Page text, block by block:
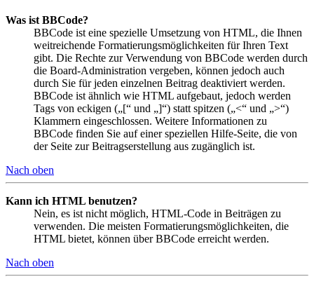
Was ist BBCode?
BBCode ist eine spezielle Umsetzung von HTML, die Ihnen
weitreichende Formatierungsmöglichkeiten für Ihren Text
gibt. Die Rechte zur Verwendung von BBCode werden durch
die Board-Administration vergeben, können jedoch auch
durch Sie für jeden einzelnen Beitrag deaktiviert werden.
BBCode ist ähnlich wie HTML aufgebaut, jedoch werden
Tags von eckigen („[“ und „]“) statt spitzen („<“ und „>“)
Klammern eingeschlossen. Weitere Informationen zu
BBCode finden Sie auf einer speziellen Hilfe-Seite, die von
der Seite zur Beitragserstellung aus zugänglich ist.
Nach oben
Kann ich HTML benutzen?
Nein, es ist nicht möglich, HTML-Code in Beiträgen zu
verwenden. Die meisten Formatierungsmöglichkeiten, die
HTML bietet, können über BBCode erreicht werden.
Nach oben